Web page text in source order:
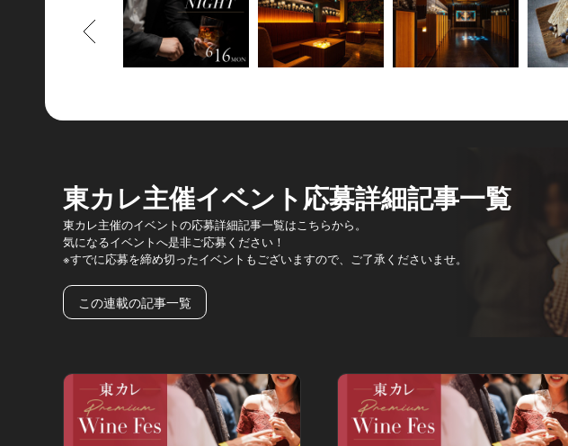
もどる
東カレ主催イベント応募詳細記事一覧
東カレ主催のイベントの応募詳細記事一覧はこちらから。
気になるイベントへ是非ご応募ください！
※すでに応募を締め切ったイベントもございますので、ご了承くださいませ。
この連載の記事一覧